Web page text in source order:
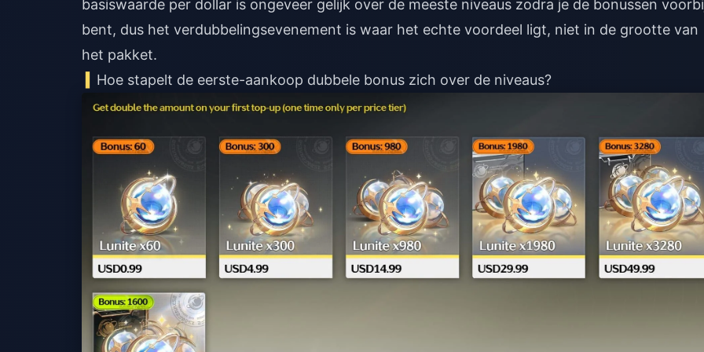
basiswaarde per dollar is ongeveer gelijk over de meeste niveaus zodra je de bonussen
bent, dus het verdubbelingsevenement is waar het echte voordeel ligt, niet in de grootte van
het pakket.
Hoe stapelt de eerste-aankoop dubbele bonus zich over de niveaus?